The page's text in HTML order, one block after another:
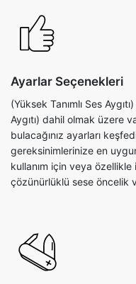
Ayarlar Seçenekleri
(Yüksek Tanımlı Ses
Aygıtı) dahil olmak üzere
bulacağınız ayarları
gereksinimlerinize en
kullanım için veya
çözünürlüklü sese öncelik